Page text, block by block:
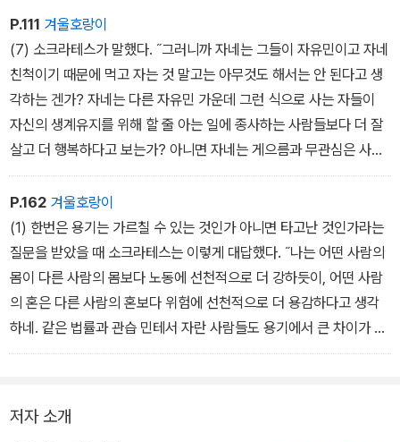
다. 그중 더러는 저자가 경험한 것이고, 더러는 남에게 전해 들은 것으
로 보인다. 이를테면 진정한 훌륭함을 놓고 소크라테스가 밝힌 견해
라고 크세노폰이 적고 있는 것은, 플라톤이 소크라테스가 밝힌 견해
라고 적고 있는 것과 항상 일치하지는 않는다. 이 글은 소크라테스의
미덕을 진술하는 긴 연설로 끝난다.
P.111 겨울호랑이
(7) 소크라테스가 말했다. ˝그러니까 자네는 그들이 자유민이고 자네
친척이기 때문에 먹고 자는 것 말고는 아무것도 해서는 안 된다고 생
각하는 겐가? 자네는 다른 자유민 가운데 그런 식으로 사는 자들이
자신의 생계유지를 위해 할 줄 아는 일에 종사하는 사람들보다 더 잘
살고 더 행복하다고 보는가? 아니면 자네는 게으름과 무관심은 사람
들이 알아야 하는 것을 배우고 배운 것을 기억하며 신체를 건강하고
강하게 하고 살아가는 데 유용한 것을 획득하고 지키는 데 도움이 되
지만, 근면과 세심함은 아무 쓸모없다고 느끼는가?
P.162 겨울호랑이
(1) 한번은 용기는 가르칠 수 있는 것인가 아니면 타고난 것인가라는
질문을 받았을 때 소크라테스는 이렇게 대답했다. ˝나는 어떤 사람의
몸이 다른 사람의 몸보다 노동에 선천적으로 더 강하듯이, 어떤 사람
의 혼은 다른 사람의 혼보다 위험에 선천적으로 더 용감하다고 생각
하네. 같은 법률과 관습 민테서 자란 사람들도 용기에서 큰 차이가 나
는 것을 보기 때문일세. (2) 하지만 나는 모든 사람의 본성은 학습과
저자 소개